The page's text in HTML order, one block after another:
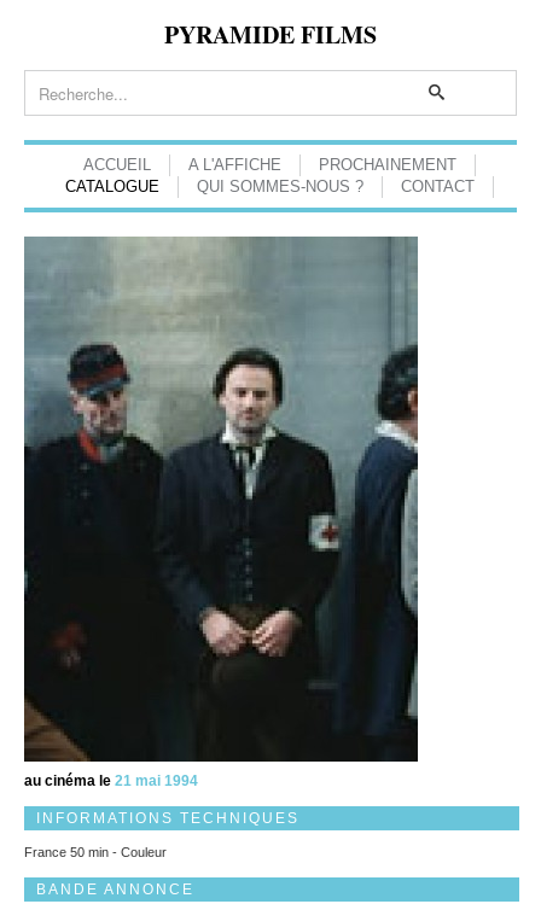
PYRAMIDE FILMS
ACCUEIL A L'AFFICHE
PROCHAINEMENT
CATALOGUE
QUI SOMMES-NOUS ? CONTACT
au cinéma le 21 mai 1994
INFORMATIONS TECHNIQUES
France 50 min - Couleur
BANDE ANNONCE